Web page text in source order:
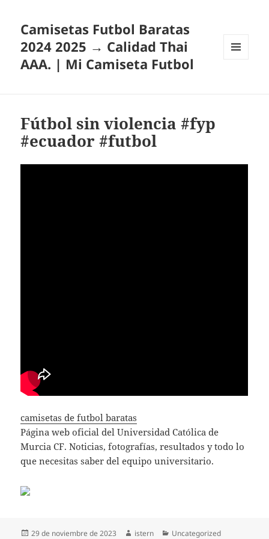
Camisetas Futbol Baratas
2024 2025 → Calidad Thai
AAA. | Mi Camiseta Futbol
Fútbol sin violencia #fyp
#ecuador #futbol
camisetas de futbol baratas
Página web oficial del Universidad Católica de
Murcia CF. Noticias, fotografías, resultados y todo lo
que necesitas saber del equipo universitario.
Publicado
29 de noviembre de 2023 Autor
istern Categorías
Uncategorized